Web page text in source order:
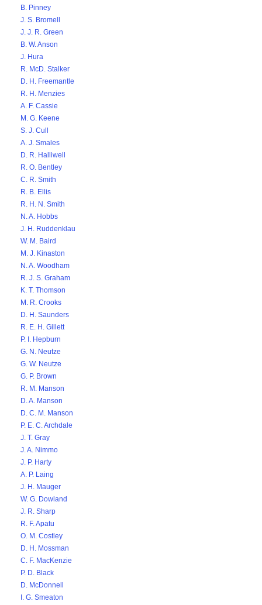
B. Pinney
J. S. Bromell
J. J. R. Green
B. W. Anson
J. Hura
R. McD. Stalker
D. H. Freemantle
R. H. Menzies
A. F. Cassie
M. G. Keene
S. J. Cull
A. J. Smales
D. R. Halliwell
R. O. Bentley
C. R. Smith
R. B. Ellis
R. H. N. Smith
N. A. Hobbs
J. H. Ruddenklau
W. M. Baird
M. J. Kinaston
N. A. Woodham
R. J. S. Graham
K. T. Thomson
M. R. Crooks
D. H. Saunders
R. E. H. Gillett
P. I. Hepburn
G. N. Neutze
G. W. Neutze
G. P. Brown
R. M. Manson
D. A. Manson
D. C. M. Manson
P. E. C. Archdale
J. T. Gray
J. A. Nimmo
J. P. Harty
A. P. Laing
J. H. Mauger
W. G. Dowland
J. R. Sharp
R. F. Apatu
O. M. Costley
D. H. Mossman
C. F. MacKenzie
P. D. Black
D. McDonnell
I. G. Smeaton